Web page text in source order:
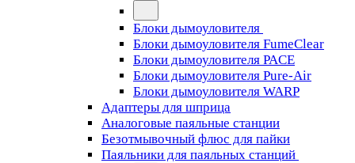
Блоки дымоуловителя
Блоки дымоуловителя FumeClear
Блоки дымоуловителя PACE
Блоки дымоуловителя Pure-Air
Блоки дымоуловителя WARP
Адаптеры для шприца
Аналоговые паяльные станции
Безотмывочный флюс для пайки
Паяльники для паяльных станций